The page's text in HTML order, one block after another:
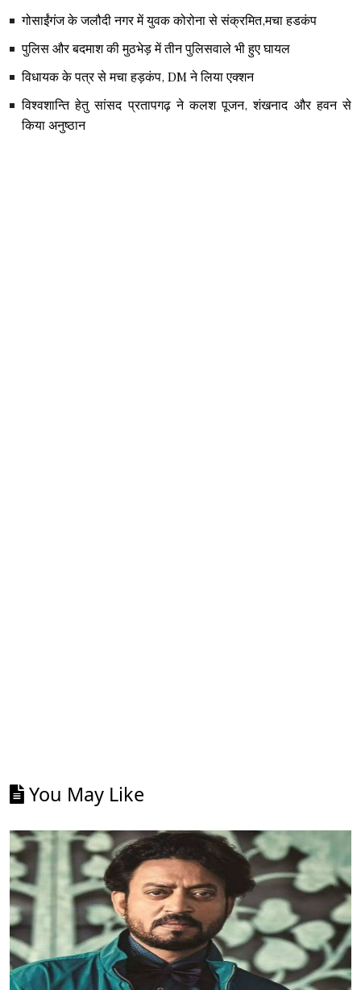
गोसाईंगंज के जलौदी नगर में युवक कोरोना से संक्रमित,मचा हडकंप
पुलिस और बदमाश की मुठभेड़ में तीन पुलिसवाले भी हुए घायल
विधायक के पत्र से मचा हड़कंप, DM ने लिया एक्शन
विश्वशान्ति हेतु सांसद प्रतापगढ़ ने कलश पूजन, शंखनाद और हवन से
किया अनुष्ठान
You May Like